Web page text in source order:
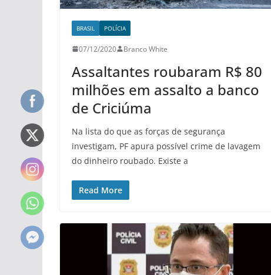
BRASIL POLÍCIA
07/12/2020 Branco White
Assaltantes roubaram R$ 80
milhões em assalto a banco
de Criciúma
Na lista do que as forças de segurança
investigam, PF apura possível crime de lavagem
do dinheiro roubado. Existe a
Read More